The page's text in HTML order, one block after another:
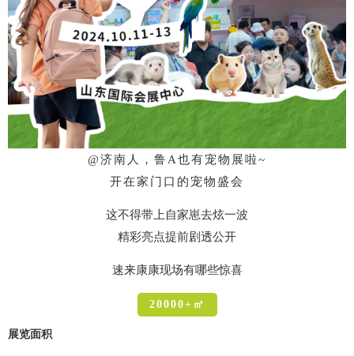
@济南人，鲁A也有宠物展啦~
开在家门口的宠物盛会
这不得带上自家崽去炫一波
精彩亮点提前剧透公开
速来康康现场有哪些惊喜
20000+㎡
展览面积